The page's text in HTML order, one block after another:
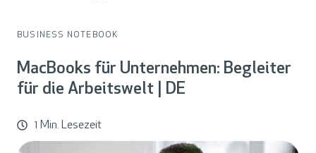
BUSINESS NOTEBOOK
MacBooks für Unternehmen: Begleiter
für die Arbeitswelt | DE
1 Min. Lesezeit